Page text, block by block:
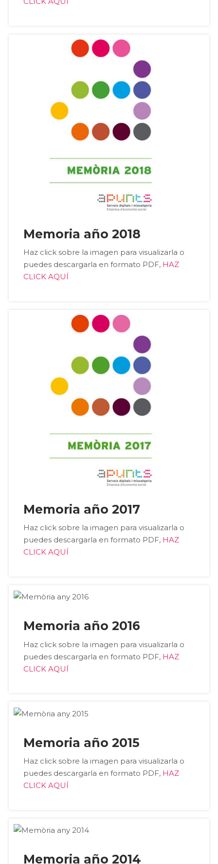
Memoria año 2018
Haz click sobre la imagen para visualizarla o
puedes descargarla en formato PDF, HAZ
CLICK AQUÍ
Memoria año 2017
Haz click sobre la imagen para visualizarla o
puedes descargarla en formato PDF, HAZ
CLICK AQUÍ
Memoria año 2016
Haz click sobre la imagen para visualizarla o
puedes descargarla en formato PDF, HAZ
CLICK AQUÍ
Memoria año 2015
Haz click sobre la imagen para visualizarla o
puedes descargarla en formato PDF, HAZ
CLICK AQUÍ
Memoria año 2014